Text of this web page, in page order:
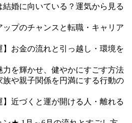
結婚に向いている？運気から見る
ップのチャンスと転職・キャリア
】お金の流れと引っ越し・環境を
力を輝かせ、健やかにすごす方法
族や親子関係を円満にする行動の
】近づくと運が開ける人・離れる